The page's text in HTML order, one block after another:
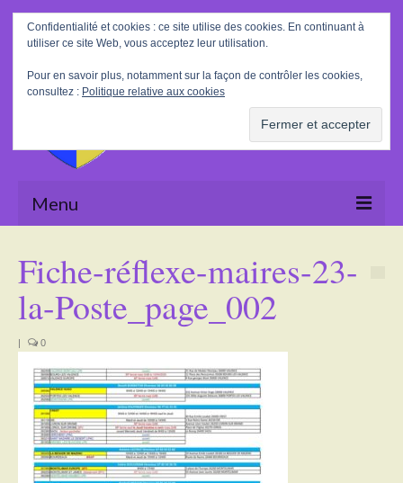
Rechercher
:
Menu
La Mairie
Actualités
Activités
Poésie
Fiche-réflexe-maires-23-
la-Poste_page_002
| 0
Confidentialité et cookies : ce site utilise des cookies. En continuant à
utiliser ce site Web, vous acceptez leur utilisation.
Pour en savoir plus, notamment sur la façon de contrôler les cookies,
consultez : Politique relative aux cookies